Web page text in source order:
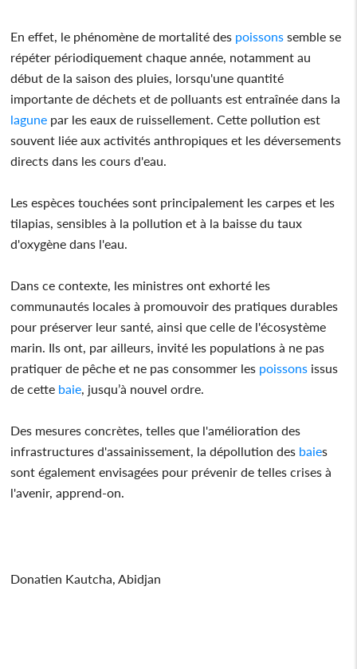
En effet, le phénomène de mortalité des poissons semble se
répéter périodiquement chaque année, notamment au
début de la saison des pluies, lorsqu'une quantité
importante de déchets et de polluants est entraînée dans la
lagune par les eaux de ruissellement. Cette pollution est
souvent liée aux activités anthropiques et les déversements
directs dans les cours d'eau.
Les espèces touchées sont principalement les carpes et les
tilapias, sensibles à la pollution et à la baisse du taux
d'oxygène dans l'eau.
Dans ce contexte, les ministres ont exhorté les
communautés locales à promouvoir des pratiques durables
pour préserver leur santé, ainsi que celle de l'écosystème
marin. Ils ont, par ailleurs, invité les populations à ne pas
pratiquer de pêche et ne pas consommer les poissons issus
de cette baie, jusqu’à nouvel ordre.
Des mesures concrètes, telles que l'amélioration des
infrastructures d'assainissement, la dépollution des baies
sont également envisagées pour prévenir de telles crises à
l'avenir, apprend-on.
Donatien Kautcha, Abidjan